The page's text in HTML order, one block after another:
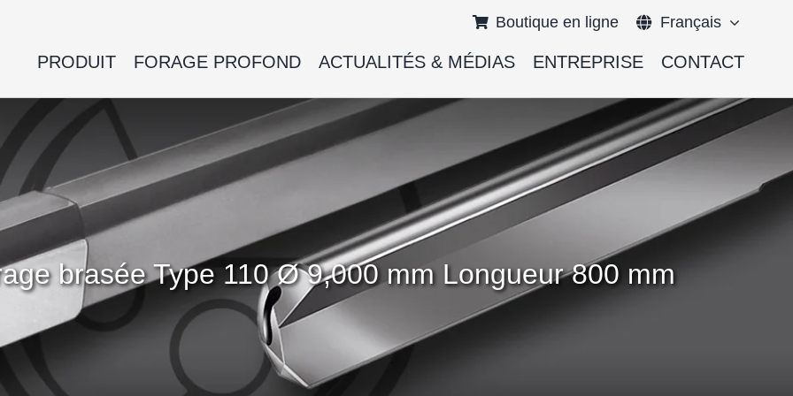
Boutique en ligne Français
English
Deutsch
PRODUIT FORAGE PROFOND ACTUALITÉS & MÉDIAS ENTREPRISE CONTACT
brasée Type 110 Ø 9,000 mm Longueur 800 mm